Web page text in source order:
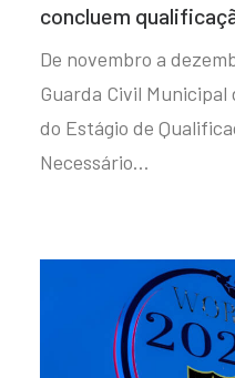
concluem
De novembro a
Guarda Civil
do Estágio de
Necessário…